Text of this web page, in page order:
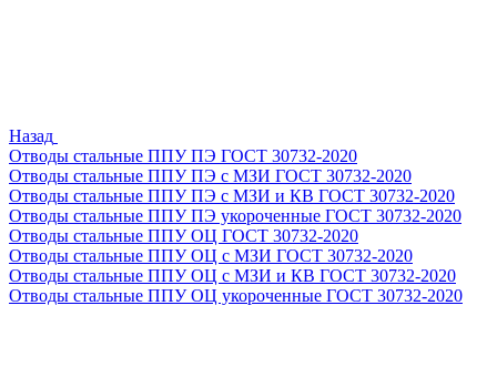
Назад
Отводы стальные ППУ ПЭ ГОСТ 30732-2020
Отводы стальные ППУ ПЭ с МЗИ ГОСТ 30732-2020
Отводы стальные ППУ ПЭ с МЗИ и КВ ГОСТ 30732-2020
Отводы стальные ППУ ПЭ укороченные ГОСТ 30732-2020
Отводы стальные ППУ ОЦ ГОСТ 30732-2020
Отводы стальные ППУ ОЦ с МЗИ ГОСТ 30732-2020
Отводы стальные ППУ ОЦ с МЗИ и КВ ГОСТ 30732-2020
Отводы стальные ППУ ОЦ укороченные ГОСТ 30732-2020